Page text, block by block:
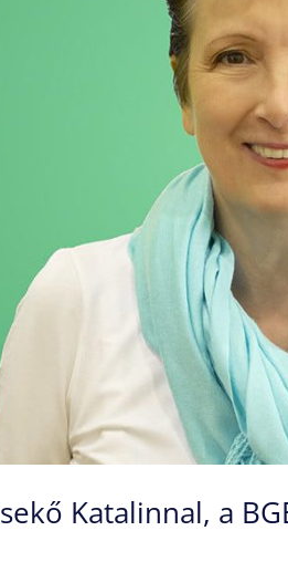
Katalinnal, a